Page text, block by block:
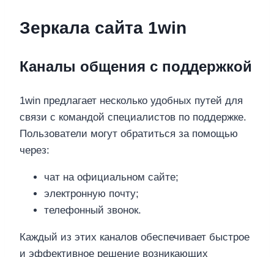
Зеркала сайта 1win
Каналы общения с поддержкой
1win предлагает несколько удобных путей для
связи с командой специалистов по поддержке.
Пользователи могут обратиться за помощью
через:
чат на официальном сайте;
электронную почту;
телефонный звонок.
Каждый из этих каналов обеспечивает быстрое
и эффективное решение возникающих